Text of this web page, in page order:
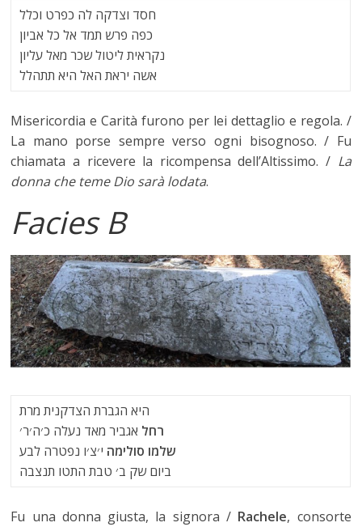
חסד וצדקה לה כפרט וכלל
כפה פרש תמד אל כל אביון
נקראית ליטול שכר מאל עליון
אשה יראת האל היא תתהלל
Misericordia e Carità furono per lei dettaglio e regola. /
La mano porse sempre verso ogni bisognoso. / Fu
chiamata a ricevere la ricompensa dell’Altissimo. / La
donna che teme Dio sarà lodata.
Facies B
היא הגברת הצדקנית מרת
רחל אגביר מאד נעלה כ׳ה׳ר׳
שלמו סולימה י׳צ׳ו נפטרה לבע
ביום שק ב׳ טבת התטו תנצבה
Fu una donna giusta, la signora / Rachele, consorte